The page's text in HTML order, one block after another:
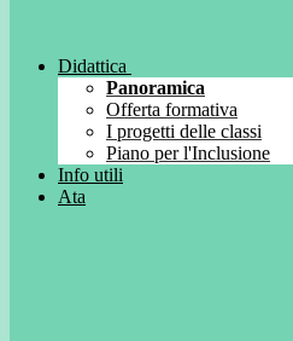
Didattica
Panoramica
Offerta formativa
I progetti delle classi
Piano per l'Inclusione
Info utili
Ata